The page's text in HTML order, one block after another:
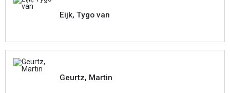
Eijk, Tygo van
Geurtz, Martin